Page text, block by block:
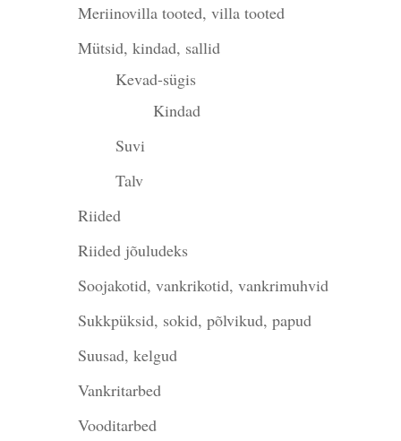
Meriinovilla tooted, villa tooted
Mütsid, kindad, sallid
Kevad-sügis
Kindad
Suvi
Talv
Riided
Riided jõuludeks
Soojakotid, vankrikotid, vankrimuhvid
Sukkpüksid, sokid, põlvikud, papud
Suusad, kelgud
Vankritarbed
Vooditarbed